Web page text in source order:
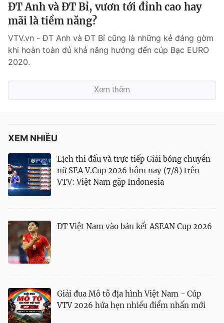
ĐT Anh và ĐT Bỉ, vươn tới đỉnh cao hay
mãi là tiềm năng?
VTV.vn - ĐT Anh và ĐT Bỉ cũng là những kẻ đáng gờm
khi hoàn toàn đủ khả năng hướng đến cúp Bạc EURO
2020.
Xem thêm
XEM NHIỀU
Lịch thi đấu và trực tiếp Giải bóng chuyền
nữ SEA V.Cup 2026 hôm nay (7/8) trên
VTV: Việt Nam gặp Indonesia
ĐT Việt Nam vào bán kết ASEAN Cup 2026
Giải đua Mô tô địa hình Việt Nam - Cúp
VTV 2026 hứa hẹn nhiều điểm nhấn mới